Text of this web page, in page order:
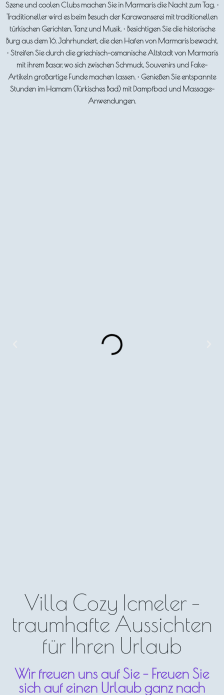
Szene und coolen Clubs machen Sie in Marmaris die Nacht zum Tag. •
Traditioneller wird es beim Besuch der Karawanserei mit traditionellen
türkischen Gerichten, Tanz und Musik. • Besichtigen Sie die historische
Burg aus dem 16. Jahrhundert, die den Hafen von Marmaris bewacht.
• Streifen Sie durch die griechisch-osmanische Altstadt von Marmaris
mit ihrem Basar, wo sich zwischen Schmuck, Souvenirs und Fake-
Artikeln großartige Funde machen lassen. • Genießen Sie entspannte
Stunden im Hamam (Türkisches Bad) mit Dampfbad und Massage-
Anwendungen.
Villa Cozy Icmeler -
traumhafte Aussichten
für Ihren Urlaub
Wir freuen uns auf Sie - Freuen Sie
sich auf einen Urlaub ganz nach